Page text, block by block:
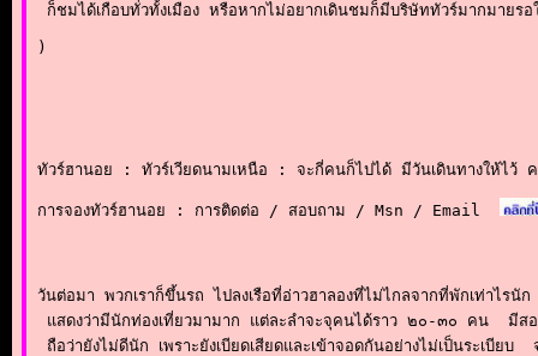
)
ทัวร์ฮานอย : ทัวร์เวียดนามเหนือ : จะกี่คนก็ไปได้ มีวันเดินทางให้ไว้
การจองทัวร์ฮานอย : การติดต่อ / สอบถาม / Msn / Email
วันต่อมา พวกเราก็ขึ้นรถ ไปลงเรือที่อ่าวฮาลองที่ไม่ไกลจากที่พักเท่าไร
แสดงว่ามีนักท่องเที่ยวมามาก แต่ละลำจะจุคนได้ราว ๒๐-๓๐ คน  มีสอง
ถือว่ายังไม่ดีนัก เพราะยังเบียดเสียดและเข้าจอดกันอย่างไม่เป็นระเบี